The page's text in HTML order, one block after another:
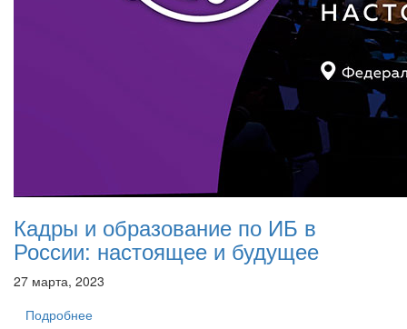
Кадры и образование по ИБ в
России: настоящее и будущее
27 марта, 2023
Подробнее